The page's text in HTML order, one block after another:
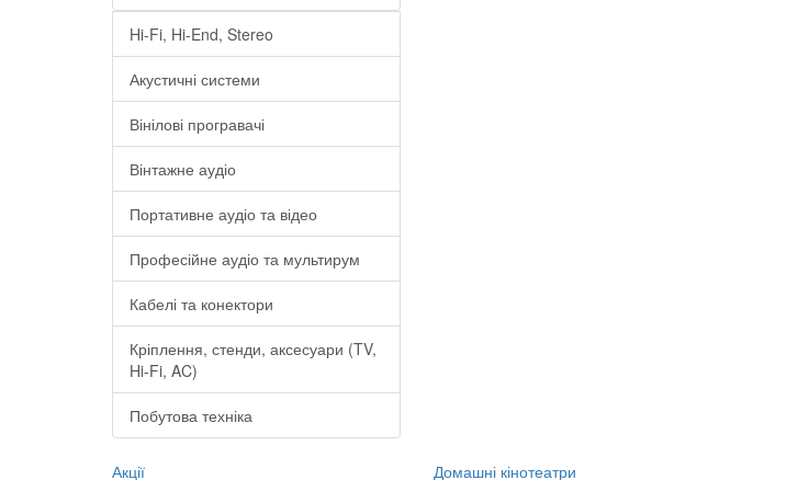
Hi-Fi, Hi-End, Stereo
Акустичні системи
Вінілові програвачі
Вінтажне аудіо
Портативне аудіо та відео
Професійне аудіо та мультирум
Кабелі та конектори
Кріплення, стенди, аксесуари (TV,
Hi-Fi, AC)
Побутова техніка
Акції Домашні кінотеатри